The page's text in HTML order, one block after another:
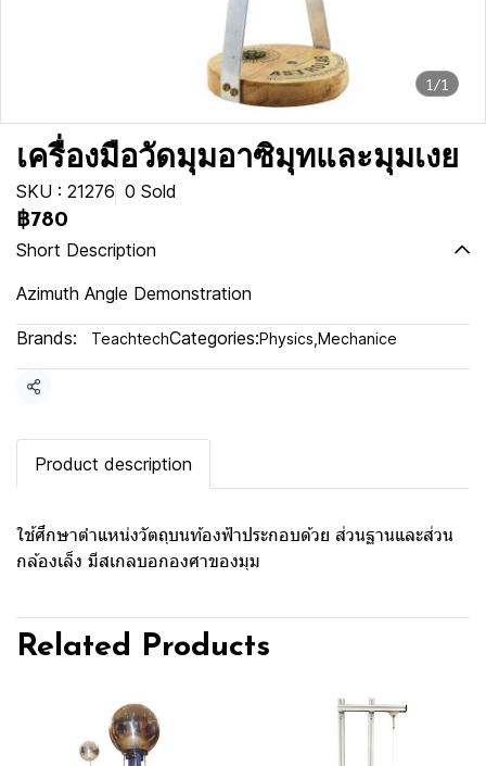
1/1
เครื่องมือวัดมุมอาซิมุทและมุมเงย
SKU : 21276 0 Sold
฿780
Short Description
Azimuth Angle Demonstration
Brands: TeachtechCategories:Physics Mechanice
Share
Product description
ใช้ศึกษาตำแหน่งวัตถุบนท้องฟ้าประกอบด้วย ส่วนฐานและส่วน
กล้องเล็ง มีสเกลบอกองศาของมุม
Related Products